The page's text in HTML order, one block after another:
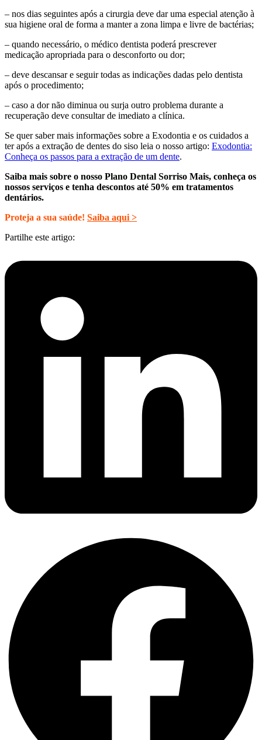
– nos dias seguintes após a cirurgia deve dar uma especial atenção à
sua higiene oral de forma a manter a zona limpa e livre de bactérias;
– quando necessário, o médico dentista poderá prescrever
medicação apropriada para o desconforto ou dor;
– deve descansar e seguir todas as indicações dadas pelo dentista
após o procedimento;
– caso a dor não diminua ou surja outro problema durante a
recuperação deve consultar de imediato a clínica.
Se quer saber mais informações sobre a Exodontia e os cuidados a
ter após a extração de dentes do siso leia o nosso artigo: Exodontia:
Conheça os passos para a extração de um dente.
Saiba mais sobre o nosso Plano Dental Sorriso Mais, conheça os
nossos serviços e tenha descontos até 50% em tratamentos
dentários.
Proteja a sua saúde! Saiba aqui >
Partilhe este artigo: